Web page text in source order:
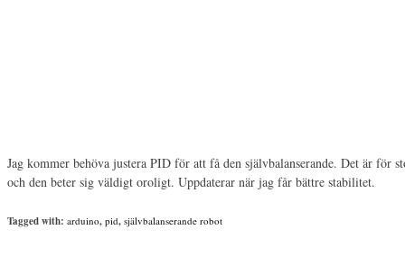
Jag kommer behöva justera PID för att få den självbalanserande. Det är för
och den beter sig väldigt oroligt. Uppdaterar när jag får bättre stabilitet.
Tagged with: arduino, pid, självbalanserande robot